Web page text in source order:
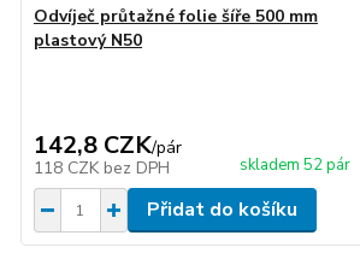
Odvíječ průtažné folie šíře 500 mm
plastový N50
142,8 CZK/pár
118 CZK bez DPH skladem 52 pár
Přidat do košíku